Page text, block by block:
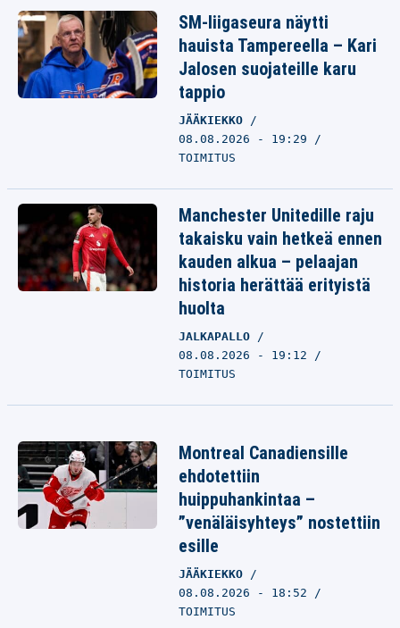
SM-liigaseura näytti
hauista Tampereella – Kari
Jalosen suojateille karu
tappio
JÄÄKIEKKO
08.08.2026 - 19:29
TOIMITUS
Manchester Unitedille raju
takaisku vain hetkeä ennen
kauden alkua – pelaajan
historia herättää erityistä
huolta
JALKAPALLO
08.08.2026 - 19:12
TOIMITUS
Montreal Canadiensille
ehdotettiin
huippuhankintaa –
”venäläisyhteys” nostettiin
esille
JÄÄKIEKKO
08.08.2026 - 18:52
TOIMITUS